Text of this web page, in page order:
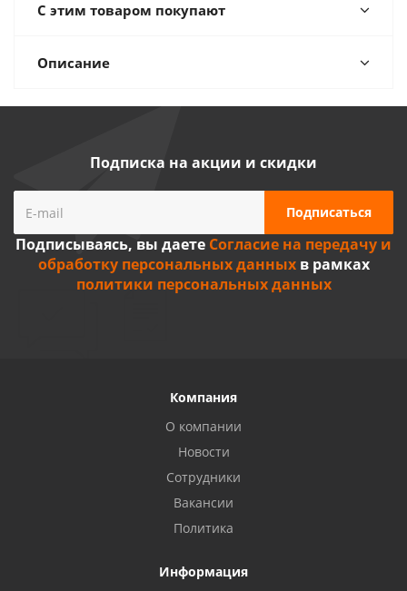
С этим товаром покупают
Описание
Подписка на акции и скидки
Подписываясь, вы даете Согласие на передачу и
обработку персональных данныхв рамках
политики персональных данных
Компания
О компании
Новости
Сотрудники
Вакансии
Политика
Информация